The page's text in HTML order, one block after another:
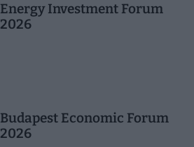
Energy Investment Forum
2026
Budapest Economic Forum
2026